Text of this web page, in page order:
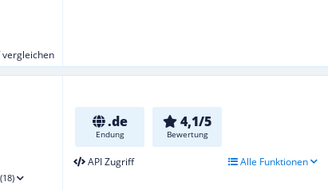
vergleichen
.de
Endung
4,1/5
Bewertung
API Zugriff Alle Funktionen
(18)